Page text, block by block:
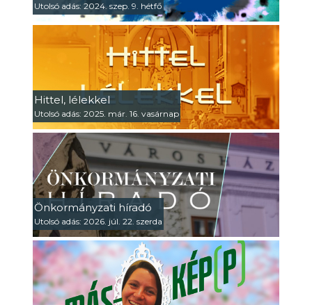
Utolsó adás: 2024. szep. 9. hétfő
Hittel, lélekkel
Utolsó adás: 2025. már. 16. vasárnap
Önkormányzati híradó
Utolsó adás: 2026. júl. 22. szerda